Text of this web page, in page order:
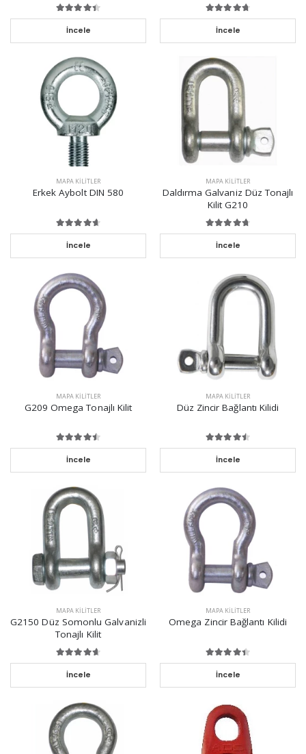
İncele İncele
MAPA KILITLER
Erkek Aybolt DIN 580
İncele
MAPA KILITLER
Daldırma Galvaniz Düz Tonajlı
Kilit G210
İncele
MAPA KILITLER
G209 Omega Tonajlı Kilit
İncele
MAPA KILITLER
Düz Zincir Bağlantı Kilidi
İncele
MAPA KILITLER
G2150 Düz Somonlu Galvanizli
Tonajlı Kilit
İncele
MAPA KILITLER
Omega Zincir Bağlantı Kilidi
İncele